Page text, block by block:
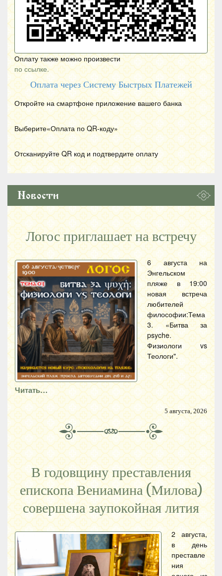
Оплату также можно произвести
по ссылке.
Оплата через Систему Быстрых Платежей
Откройте на смартфоне приложение вашего банка
Выберите«Оплата по QR-коду»
Отсканируйте QR код и подтвердите оплату
Новости
Логос приглашает на встречу
6 августа на
Энгельском
пляже в 19:00
новая встреча
любителей
философии:Тема
3. «Битва за
psyche.
Физиологи vs
Теологи".
Читать…
5 августа, 2026
В годовщину преставления
епископа Вениамина (Милова)
совершена заупокойная лития
2 августа,
в день
преставле
ния